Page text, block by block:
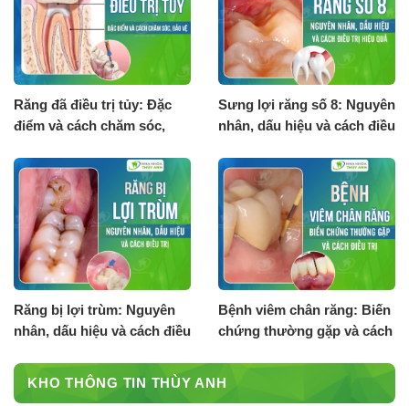
Răng đã điều trị tủy: Đặc
điểm và cách chăm sóc,
Sưng lợi răng số 8: Nguyên
nhân, dấu hiệu và cách điều
Răng bị lợi trùm: Nguyên
nhân, dấu hiệu và cách điều
Bệnh viêm chân răng: Biến
chứng thường gặp và cách
KHO THÔNG TIN THÙY ANH